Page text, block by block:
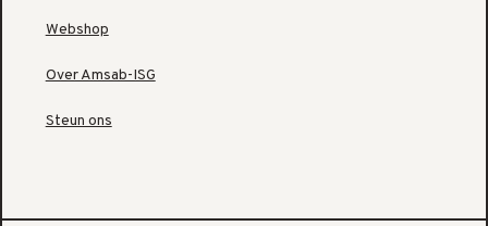
Webshop
Over Amsab-ISG
Steun ons